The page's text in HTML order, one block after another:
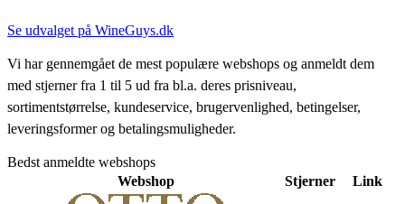
Se udvalget på WineGuys.dk
Vi har gennemgået de mest populære webshops og anmeldt dem
med stjerner fra 1 til 5 ud fra bl.a. deres prisniveau,
sortimentstørrelse, kundeservice, brugervenlighed, betingelser,
leveringsformer og betalingsmuligheder.
Bedst anmeldte webshops
Webshop
Stjerner Link